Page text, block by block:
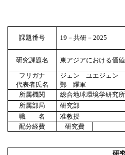
課題番号 19 －共研－2025
研究課題名 東アジアにおける価
フリガナ
代表者氏名
ジェン ユエジェン
鄭 躍軍
所属機関
総合地球環境学研究所
所属部局
研究部
職 名
准教授
配分経費
研究費